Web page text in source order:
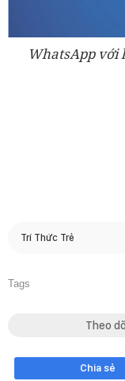
WhatsApp với
Trí Thức Trẻ
Tags
Theo
Chia sẻ